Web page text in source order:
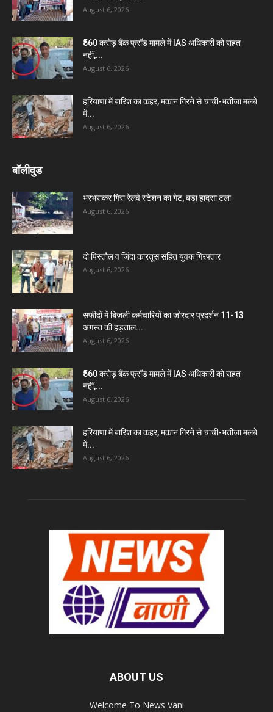
August 6, 2026
₹560 करोड़ बैंक फ्रॉड मामले में IAS अधिकारी को राहत
नहीं,...
August 6, 2026
हरियाणा में बारिश का कहर, मकान गिरने से चाची-भतीजा मलबे
में...
August 6, 2026
बॉलीवुड
भरभराकर गिरा रेलवे स्टेशन का गेट, बड़ा हादसा टला
August 6, 2026
दो पिस्तौल व जिंदा कारतूस सहित युवक गिरफ्तार
August 6, 2026
सफीदों में बिजली कर्मचारियों का जोरदार प्रदर्शन 11-13
अगस्त की हड़ताल...
August 6, 2026
₹560 करोड़ बैंक फ्रॉड मामले में IAS अधिकारी को राहत
नहीं,...
August 6, 2026
हरियाणा में बारिश का कहर, मकान गिरने से चाची-भतीजा मलबे
में...
August 6, 2026
ABOUT US
Welcome To News Vani